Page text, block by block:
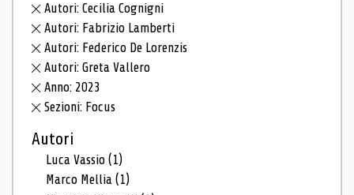
Autori: Cecilia Cognigni
Autori: Fabrizio Lamberti
Autori: Federico De Lorenzis
Autori: Greta Vallero
Anno: 2023
Sezioni: Focus
Autori
Luca Vassio(1)
Marco Mellia(1)